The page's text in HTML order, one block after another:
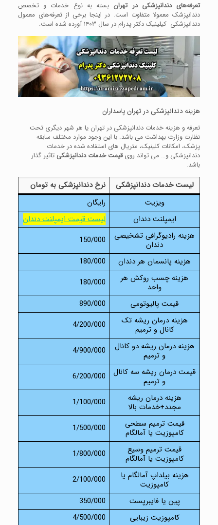
تعرفه‌های دندانپزشکی در تهران بسته به نوع خدمات و تخصص
دندانپزشک معمولا متفاوت است. در اینجا برخی از تعرفه‌های معمول
دندانپزشکی کیلینیک دکتر پدرام در سال ۱۴۰۳ آورده شده است.
هزینه دندانپزشکی در تهران پاسداران
تعرفه و هزینه خدمات دندانپزشکی در تهران یا هر شهر دیگری تحت
نظارت وزارت بهداشت می باشد. با این وجود موارد مختلف سابقه
پزشک، امکانات کلینیک، متریال های استفاده شده در خدمات
دندانپزشکی و… می تواند رویقیمت خدمات دندانپزشکی تاثیر گذار
باشد.
لیست خدمات دندانپزشکی
نرخ دندانپزشکی به تومان
ویزیت
رایگان
ایمپلنت دندان
لیست قیمت ایمپلنت دندان
هزینه رادیوگرافی تشخیصی
دندان
150/000
هزینه پانسمان هر دندان
180/000
هزینه چسب روکش هر
واحد
180/000
قیمت پالیوتومی
890/000
هزینه درمان ریشه تک
کانال و ترمیم
4/200/000
هزینه درمان ریشه دو کانال
و ترمیم
4/900/000
قیمت درمان ریشه سه کانال
و ترمیم
6/200/000
هزینه درمان ریشه
مجدد+خدمات بالا
1/100/000
قیمت ترمیم سطحی
کامپوزیت یا آمالگام
1/500/000
قیمت ترمیم وسیع
کامپوزیت یا آمالگام
1/800/000
هزینه بیلداپ آمالگام یا
کامپوزیت
2/100/000
پین یا فایبرپست
350/000
کامپوزیت زیبایی
4/500/000